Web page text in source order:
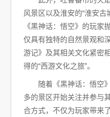
风景区以及淮安的“淮安古
《黑神话：悟空》的玩家
仅具有独特的自然景观和
游记》及其相关文化紧密
得的“西游文化之旅”。
随着《黑神话：悟空
多的景区开始关注并参与
合方式，不仅为玩家带来